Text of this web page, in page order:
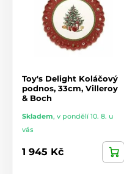
Toy's Delight Koláčový
podnos, 33cm, Villeroy
& Boch
Skladem, v pondělí 10. 8. u
vás
1 945 Kč